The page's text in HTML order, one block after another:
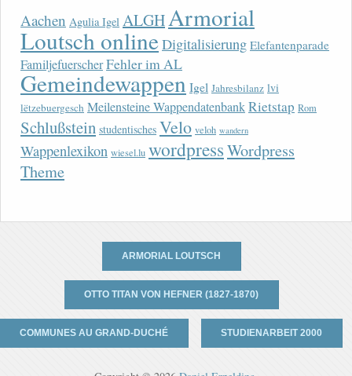
Aachen Agulia Igel ALGHArmorial
Loutsch onlineDigitalisierung Elefantenparade
FamiljefuerscherFehler im AL
Gemeindewappen Igel Jahresbilanz lvi
lëtzebuergesch Meilensteine WappendatenbankRietstap Rom
Schlußstein studentisches Velo veloh wandern
Wappenlexikon wiesel.lu wordpressWordpress
Theme
ARMORIAL LOUTSCH
OTTO TITAN VON HEFNER (1827-1870)
COMMUNES AU GRAND-DUCHÉ STUDIENARBEIT 2000